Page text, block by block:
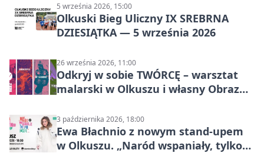
5 września 2026, 15:00
Olkuski Bieg Uliczny IX SREBRNA
DZIESIĄTKA — 5 września 2026
26 września 2026, 11:00
Odkryj w sobie TWÓRCĘ – warsztat
malarski w Olkuszu i własny Obraz
3 października 2026, 18:00
Ewa Błachnio z nowym stand-upem
w Olkuszu. „Naród wspaniały, tylko